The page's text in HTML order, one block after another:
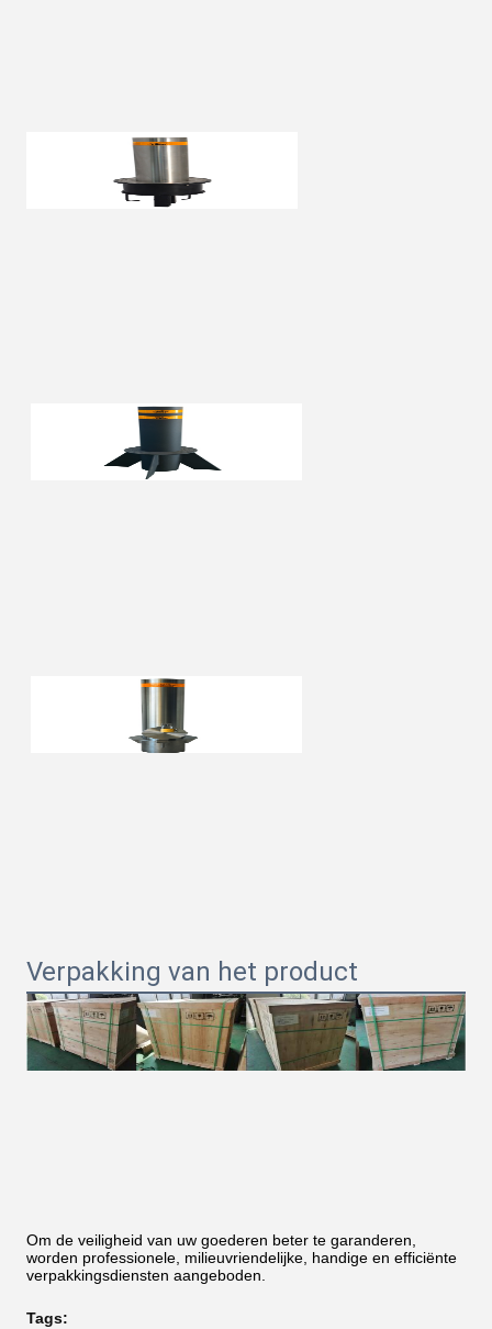
Verpakking van het product
Om de veiligheid van uw goederen beter te garanderen,
worden professionele, milieuvriendelijke, handige en efficiënte
verpakkingsdiensten aangeboden.
Tags: